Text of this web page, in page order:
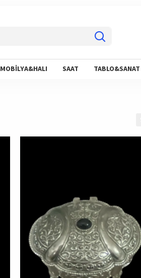
MOBİLYA&HALI SAAT TABLO&SANAT